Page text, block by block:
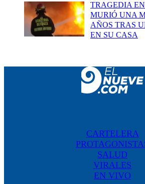
TRAGEDIA
MURIÓ UNA
AÑOS TRAS
EN SU CASA
CARTELERA
SALUD
VIRALES
EN VIVO